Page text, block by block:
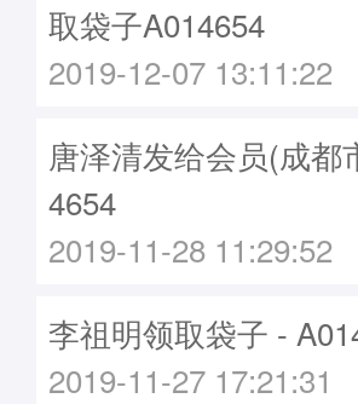
取袋子A014654
2019-12-07 13:11:22
唐泽清发给会员(成
4654
2019-11-28 11:29:52
李祖明领取袋子 -
2019-11-27 17:21:31